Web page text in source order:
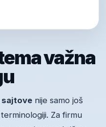
važna
sajtove nije samo još
Za firmu